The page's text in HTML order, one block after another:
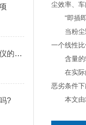
逸云天告诉大家安装气体检测仪的四大要素
?
尘效率、
"即插即
当粉尘颗
一个线性
含量的输
在实际的
恶劣条件
本文由粉